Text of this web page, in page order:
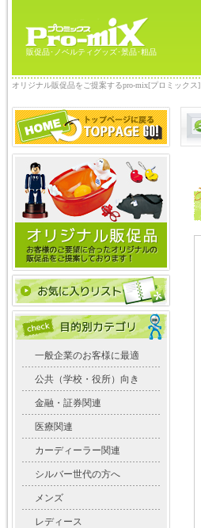
販促品･ノベルティグッズ･景品･粗品
オリジナル販促品をご提案するpro-mix[プロミックス]
一般企業のお客様に最適
公共（学校・役所）向き
金融・証券関連
医療関連
カーディーラー関連
シルバー世代の方へ
メンズ
レディース